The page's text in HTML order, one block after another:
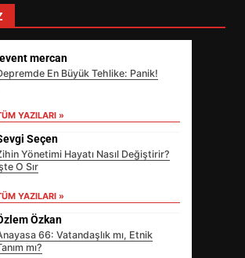
levent mercan
En Büyük Tehlike: Panik!
YAZILARI »
Seçen
Yönetimi Hayatı Nasıl Değiştirir?
O Sır
YAZILARI »
Özkan
66: Vatandaşlık mı, Etnik
mı?